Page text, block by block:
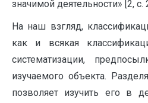
значимой деятельности» [2, c.
На наш взгляд,
как и всякая
систематизации,
изучаемого объекта.
позволяет изучить его в